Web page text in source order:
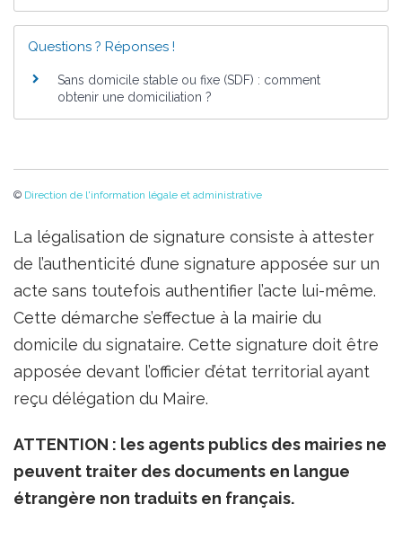
Questions ? Réponses !
Sans domicile stable ou fixe (SDF) : comment
obtenir une domiciliation ?
© Direction de l'information légale et administrative
La légalisation de signature consiste à attester
de l’authenticité d’une signature apposée sur un
acte sans toutefois authentifier l’acte lui-même.
Cette démarche s’effectue à la mairie du
domicile du signataire. Cette signature doit être
apposée devant l’officier d’état territorial ayant
reçu délégation du Maire.
ATTENTION : les agents publics des mairies ne
peuvent traiter des documents en langue
étrangère non traduits en français.